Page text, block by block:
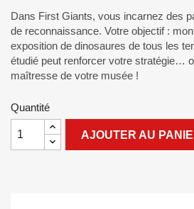
Dans First Giants, vous incarnez des
de reconnaissance. Votre objectif :
exposition de dinosaures de tous les
étudié peut renforcer votre stratégie…
maîtresse de votre musée !
Quantité
AJOUTER AU